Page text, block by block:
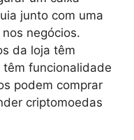
junto com uma
negócios.
da loja têm
funcionalidade
podem comprar
criptomoedas